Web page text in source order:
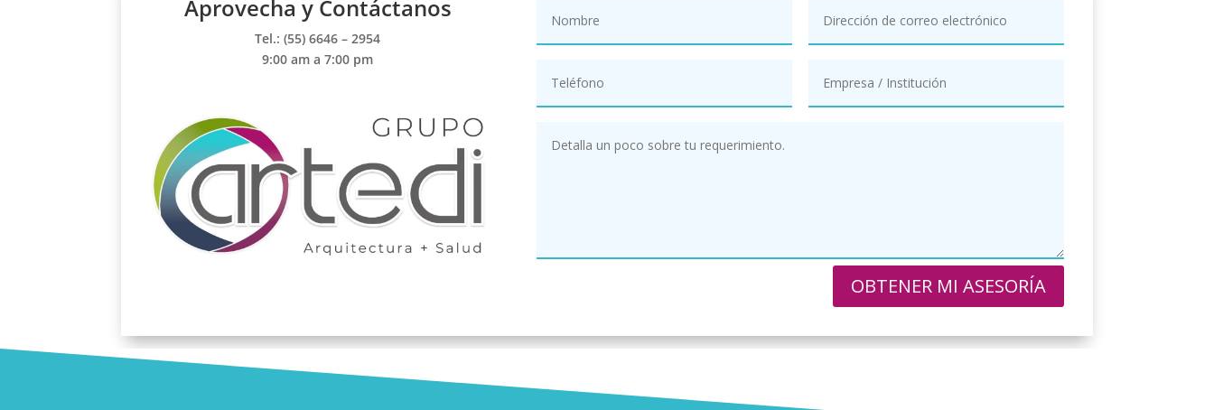
Aprovecha y Contáctanos
Tel.: (55) 6646 – 2954
9:00 am a 7:00 pm
OBTENER MI ASESORÍA